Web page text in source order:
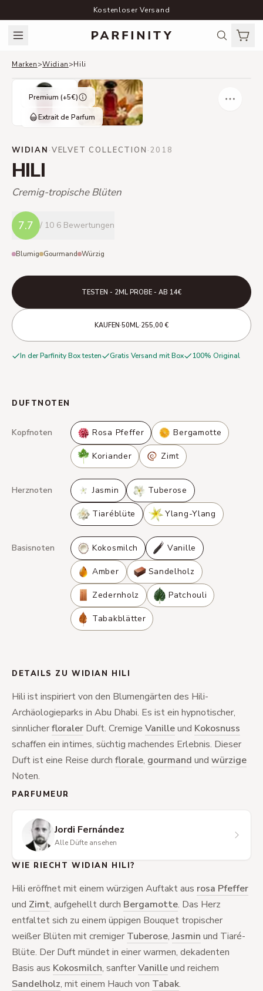
Kostenloser Versand
Marken>Widian>Hili
Premium (+5€)
Extrait de Parfum
WIDIAN ·VELVET COLLECTION ·2018
HILI
Cremig-tropische Blüten
7.7 / 10 6 Bewertungen
Blumig Gourmand Würzig
TESTEN - 2ML PROBE - AB 14€
KAUFEN·50ML·255,00 €
In der Parfinity Box testen Gratis Versand mit Box 100% Original
DUFTNOTEN
Kopfnoten Rosa Pfeffer Bergamotte
Koriander Zimt
Herznoten Jasmin Tuberose
Tiaréblüte Ylang-Ylang
Basisnoten Kokosmilch Vanille
Amber Sandelholz
Zedernholz Patchouli
Tabakblätter
DETAILS ZU WIDIAN HILI
Hili ist inspiriert von den Blumengärten des Hili-
Archäologieparks in Abu Dhabi. Es ist ein hypnotischer,
sinnlicherfloraler Duft. Cremige Vanilleund Kokosnuss
schaffen ein intimes, süchtig machendes Erlebnis. Dieser
Duft ist eine Reise durch florale, gourmand und würzige
Noten.
PARFUMEUR
Jordi Fernández
Alle Düfte ansehen
WIE RIECHT WIDIAN HILI?
Hili eröffnet mit einem würzigen Auftakt aus rosa Pfeffer
und Zimt, aufgehellt durch Bergamotte. Das Herz
entfaltet sich zu einem üppigen Bouquet tropischer
weißer Blüten mit cremiger Tuberose,Jasmin und Tiaré-
Blüte. Der Duft mündet in einer warmen, dekadenten
Basis aus Kokosmilch, sanfterVanilleund reichem
Sandelholz, mit einem Hauch von Tabak.